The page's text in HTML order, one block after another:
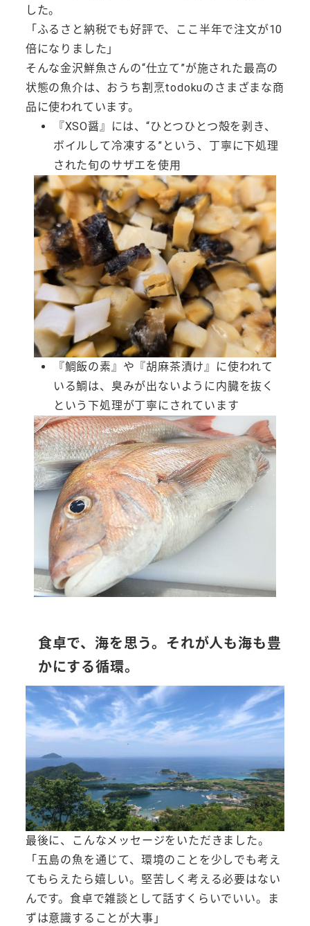
した。
「ふるさと納税でも好評で、ここ半年で注文が10
倍になりました」
そんな金沢鮮魚さんの“仕立て”が施された最高の
状態の魚介は、おうち割烹todokuのさまざまな商
品に使われています。
『XSO醤』には、“ひとつひとつ殻を剥き、
ボイルして冷凍する”という、丁寧に下処理
された旬のサザエを使用
『鯛飯の素』や『胡麻茶漬け』に使われて
いる鯛は、臭みが出ないように内臓を抜く
という下処理が丁寧にされています
食卓で、海を思う。それが人も海も豊
かにする循環。
最後に、こんなメッセージをいただきました。
「五島の魚を通じて、環境のことを少しでも考え
てもらえたら嬉しい。堅苦しく考える必要はない
んです。食卓で雑談として話すくらいでいい。ま
ずは意識することが大事」